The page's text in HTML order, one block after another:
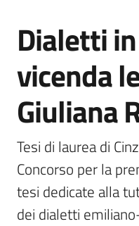
Novità
Servizi
Leggi
Atti
Bandi
Piani
Dialetti
vicenda
Giuliana
Tesi di laurea di
Concorso per la
tesi dedicate alla
dei dialetti